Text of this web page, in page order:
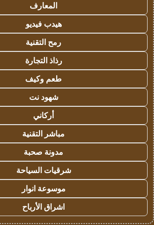
المعارف
هيدب فيديو
رمح التقنية
رذاذ التجارة
طعم وكيف
شهود نت
أركاني
مباشر التقنية
مدونة صحبة
شرقيات السياحة
موسوعة انوار
اشراق الأرباح